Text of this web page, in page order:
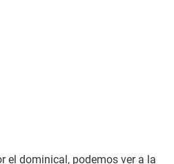
el dominical, podemos ver a la